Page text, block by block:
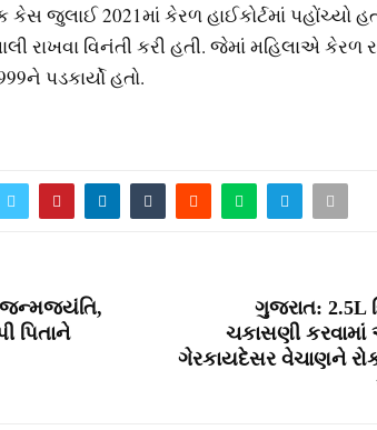
જુલાઈ 2021માં કેરળ હાઈકોર્ટમાં પહોંચ્યો
રાખવા વિનંતી કરી હતી. જેમાં મહિલાએ કેરળ
પડકાર્યો હતો.
જન્મજયંતિ,
પિતાને
ગુજરાત: 2.5L
ચકાસણી
ગેરકાયદેસર વેચાણને